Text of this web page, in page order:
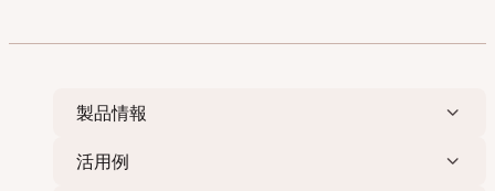
製品情報
活用例